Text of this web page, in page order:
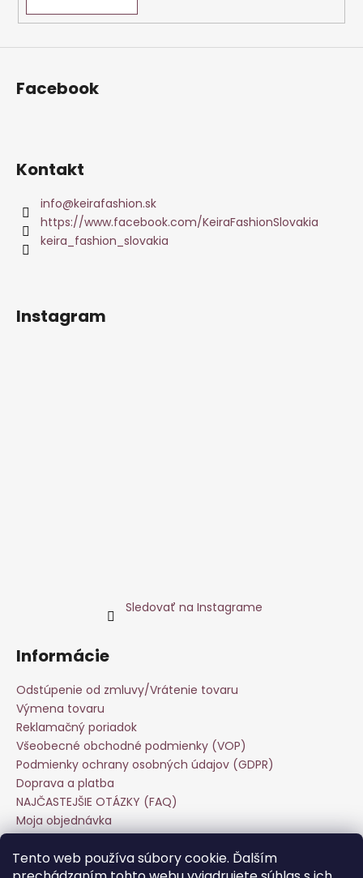
Tento web používa súbory cookie. Ďalším
s
Facebook
Kontakt
info@keirafashion.sk
https://www.facebook.com/KeiraFashionSlovakia
keira_fashion_slovakia
Instagram
Sledovať na Instagrame
Informácie
Odstúpenie od zmluvy/Vrátenie tovaru
Výmena tovaru
Reklamačný poriadok
Všeobecné obchodné podmienky (VOP)
Podmienky ochrany osobných údajov (GDPR)
Doprava a platba
NAJČASTEJŠIE OTÁZKY (FAQ)
Moja objednávka
Veľkoobchod